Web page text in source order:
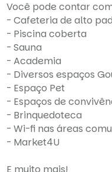
Você pode contar
- Cafeteria de alto
- Piscina coberta
- Sauna
- Academia
- Diversos espaços
- Espaço Pet
- Espaços de
- Brinquedoteca
- Wi-fi nas áreas
- Market4U